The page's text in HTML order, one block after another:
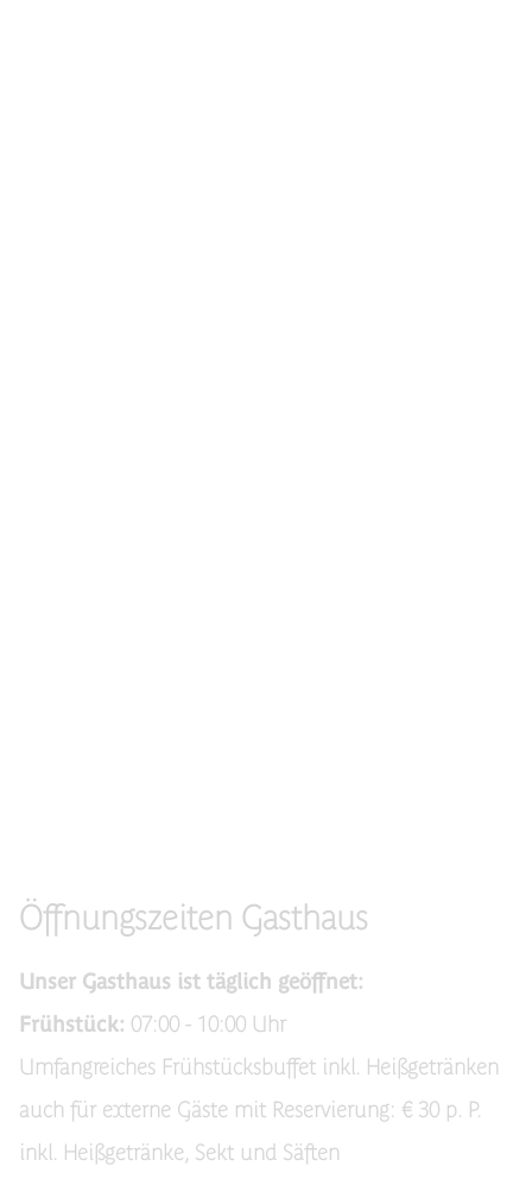
Öffnungszeiten Gasthaus
Unser Gasthaus ist täglich geöffnet:
Frühstück: 07:00 - 10:00 Uhr
Umfangreiches Frühstücksbuffet inkl. Heißgetränken
auch für externe Gäste mit Reservierung: € 30 p. P.
inkl. Heißgetränke, Sekt und Säften